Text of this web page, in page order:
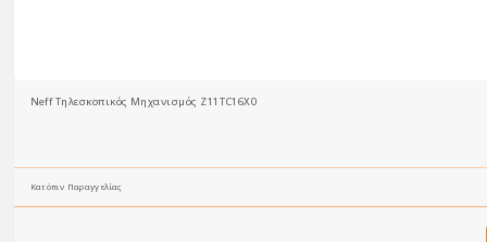
Neff Τηλεσκοπικός Μηχανισμός Z11TC16X0
Κατόπιν Παραγγελίας